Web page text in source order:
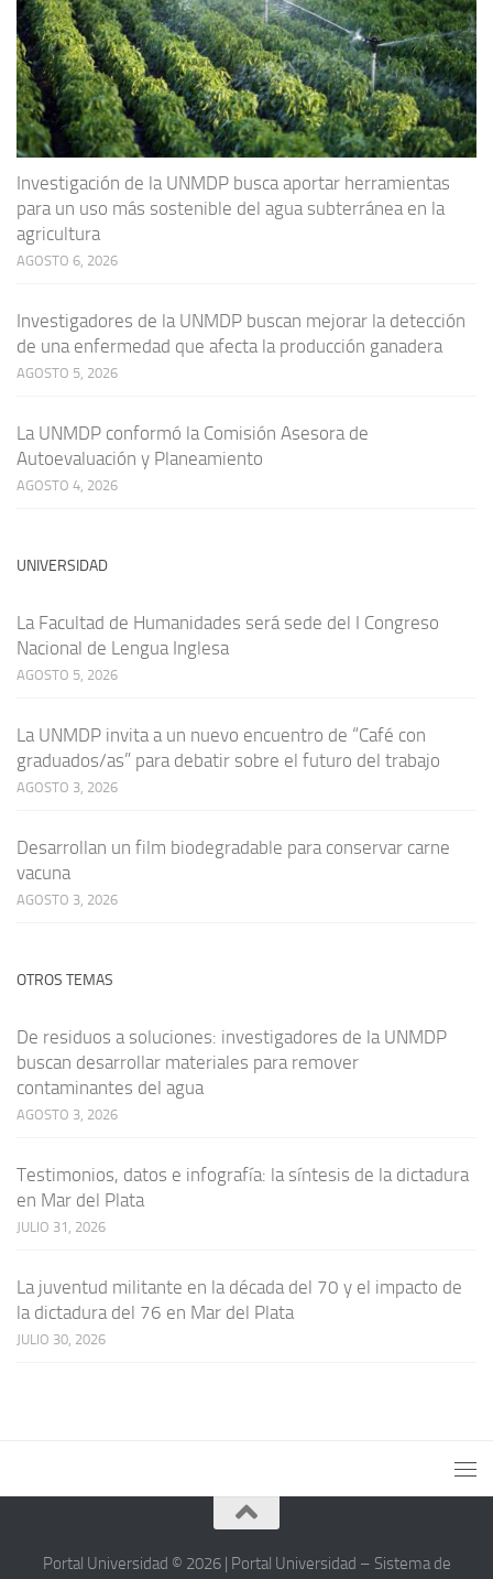
Investigación de la UNMDP busca aportar herramientas
para un uso más sostenible del agua subterránea en la
agricultura
AGOSTO 6, 2026
Investigadores de la UNMDP buscan mejorar la detección
de una enfermedad que afecta la producción ganadera
AGOSTO 5, 2026
La UNMDP conformó la Comisión Asesora de
Autoevaluación y Planeamiento
AGOSTO 4, 2026
UNIVERSIDAD
La Facultad de Humanidades será sede del I Congreso
Nacional de Lengua Inglesa
AGOSTO 5, 2026
La UNMDP invita a un nuevo encuentro de “Café con
graduados/as” para debatir sobre el futuro del trabajo
AGOSTO 3, 2026
Desarrollan un film biodegradable para conservar carne
vacuna
AGOSTO 3, 2026
OTROS TEMAS
De residuos a soluciones: investigadores de la UNMDP
buscan desarrollar materiales para remover
contaminantes del agua
AGOSTO 3, 2026
Testimonios, datos e infografía: la síntesis de la dictadura
en Mar del Plata
JULIO 31, 2026
La juventud militante en la década del 70 y el impacto de
la dictadura del 76 en Mar del Plata
JULIO 30, 2026
Portal Universidad © 2026 | Portal Universidad – Sistema de